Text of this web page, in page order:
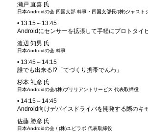
瀬戸 直喜 氏
日本Androidの会 四国支部 幹事・四国支部長/(株)ジャス
• 13:15～13:45
Androidにセンサーを拡張して手軽にプロトタイ
渡辺 知男 氏
日本Androidの会 幹事
• 13:45～14:15
誰でも出来る!?「てづくり携帯でんわ」
杉本 礼彦 氏
日本Androidの会/(株)ブリリアントサービス 代表取締役
• 14:15～14:45
Android向けデバイスドライバを開発する際のキ
佐藤 勝彦 氏
日本Androidの会 / (株)ユビラボ 代表取締役